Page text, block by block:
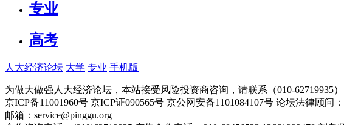
专业
高考
人大经济论坛 大学 专业 手机版
为做大做强人大经济论坛，本站接受风险投资商咨询，请联系（010-62719935）
京ICP备11001960号 京ICP证090565号 京公网安备1101084107号 论坛法律顾问
邮箱：service@pinggu.org